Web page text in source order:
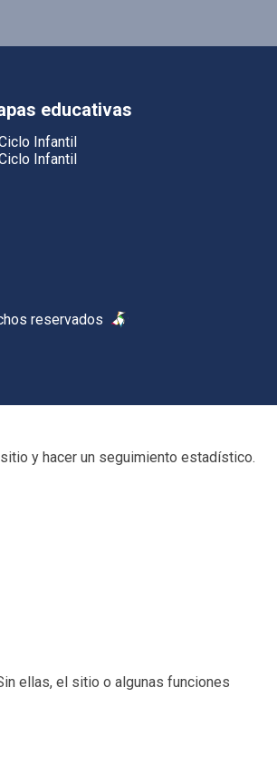
educativas
Infantil
Infantil
reservados
y hacer un seguimiento estadístico.
ellas, el sitio o algunas funciones